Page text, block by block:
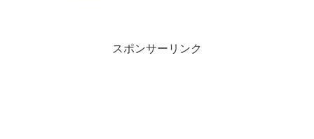
スポンサーリンク